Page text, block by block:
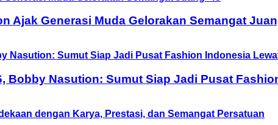
Ajak Generasi Muda Gelorakan Semangat
Bobby Nasution: Sumut Siap Jadi Pusat